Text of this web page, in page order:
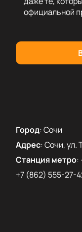
можно уже
мест ограничено.
незабываемый
официальной
Город:Сочи
Адрес:Сочи, ул.
Станция метро:
+7 (862) 555-27-